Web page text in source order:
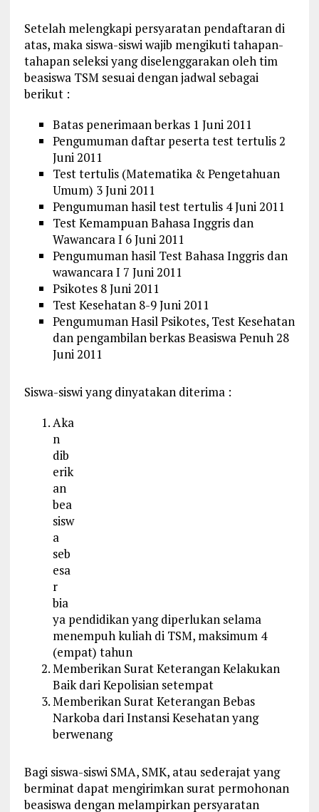
Setelah melengkapi persyaratan pendaftaran di
atas, maka siswa-siswi wajib mengikuti tahapan-
tahapan seleksi yang diselenggarakan oleh tim
beasiswa TSM sesuai dengan jadwal sebagai
berikut :
Batas penerimaan berkas 1 Juni 2011
Pengumuman daftar peserta test tertulis 2
Juni 2011
Test tertulis (Matematika & Pengetahuan
Umum) 3 Juni 2011
Pengumuman hasil test tertulis 4 Juni 2011
Test Kemampuan Bahasa Inggris dan
Wawancara I 6 Juni 2011
Pengumuman hasil Test Bahasa Inggris dan
wawancara I 7 Juni 2011
Psikotes 8 Juni 2011
Test Kesehatan 8-9 Juni 2011
Pengumuman Hasil Psikotes, Test Kesehatan
dan pengambilan berkas Beasiswa Penuh 28
Juni 2011
Siswa-siswi yang dinyatakan diterima :
Aka
n
dib
erik
an
bea
sisw
a
seb
esa
r
bia
ya pendidikan yang diperlukan selama
menempuh kuliah di TSM, maksimum 4
(empat) tahun
Memberikan Surat Keterangan Kelakukan
Baik dari Kepolisian setempat
Memberikan Surat Keterangan Bebas
Narkoba dari Instansi Kesehatan yang
berwenang
Bagi siswa-siswi SMA, SMK, atau sederajat yang
berminat dapat mengirimkan surat permohonan
beasiswa dengan melampirkan persyaratan